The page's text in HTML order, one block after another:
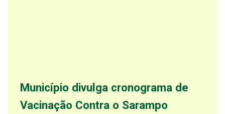
Município divulga cronograma de
Vacinação Contra o Sarampo